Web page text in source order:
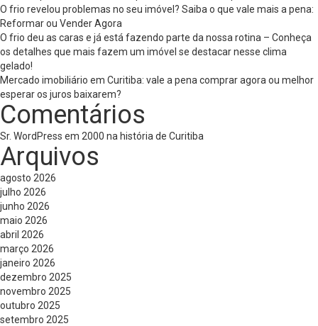
O frio revelou problemas no seu imóvel? Saiba o que vale mais a pena:
Reformar ou Vender Agora
O frio deu as caras e já está fazendo parte da nossa rotina – Conheça
os detalhes que mais fazem um imóvel se destacar nesse clima
gelado!
Mercado imobiliário em Curitiba: vale a pena comprar agora ou melhor
esperar os juros baixarem?
Comentários
Sr. WordPress em 2000 na história de Curitiba
Arquivos
agosto 2026
julho 2026
junho 2026
maio 2026
abril 2026
março 2026
janeiro 2026
dezembro 2025
novembro 2025
outubro 2025
setembro 2025